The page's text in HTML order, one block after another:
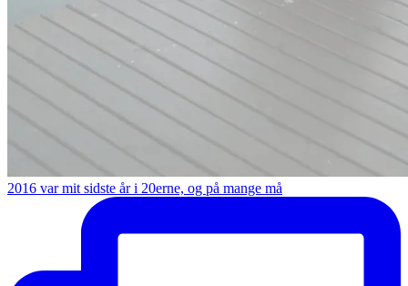
2016 var mit sidste år i 20erne, og på mange må